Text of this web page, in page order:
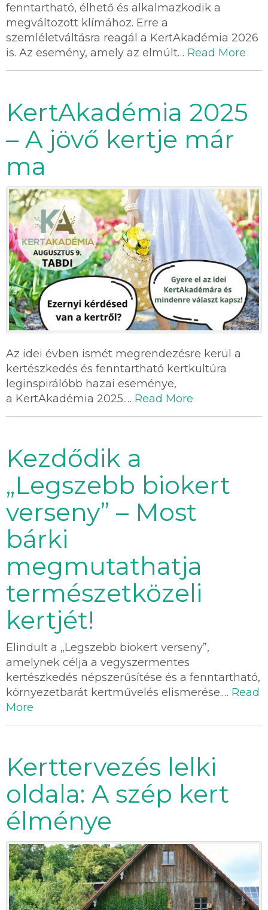
fenntartható, élhető és alkalmazkodik a
megváltozott klímához. Erre a
szemléletváltásra reagál a KertAkadémia 2026
is. Az esemény, amely az elmúlt… Read More
KertAkadémia 2025
– A jövő kertje már
ma
Az idei évben ismét megrendezésre kerül a
kertészkedés és fenntartható kertkultúra
leginspirálóbb hazai eseménye,
a KertAkadémia 2025.… Read More
Kezdődik a
„Legszebb biokert
verseny” – Most
bárki
megmutathatja
természetközeli
kertjét!
Elindult a „Legszebb biokert verseny”,
amelynek célja a vegyszermentes
kertészkedés népszerűsítése és a fenntartható,
környezetbarát kertművelés elismerése.… Read
More
Kerttervezés lelki
oldala: A szép kert
élménye